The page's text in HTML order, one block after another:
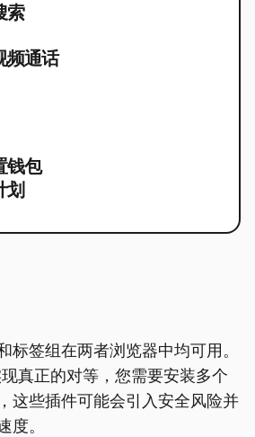
索
频通话
钱包
划
标签组在两者浏览器中均可用。
真正的对等，您需要安装多个
这些插件可能会引入安全风险并
度。